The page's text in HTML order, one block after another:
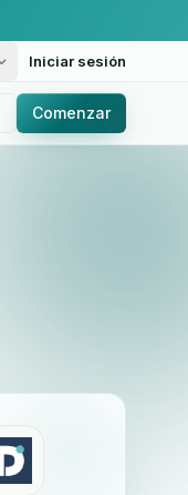
Iniciar sesión
Comenzar